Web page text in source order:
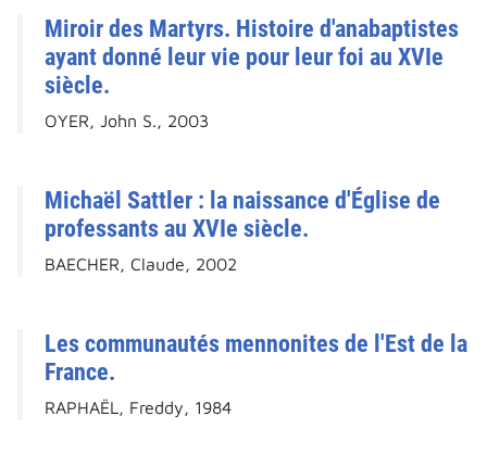
Miroir des Martyrs. Histoire d'anabaptistes
ayant donné leur vie pour leur foi au XVIe
siècle.
OYER, John S., 2003
Michaël Sattler : la naissance d'Église de
professants au XVIe siècle.
BAECHER, Claude, 2002
Les communautés mennonites de l'Est de la
France.
RAPHAËL, Freddy, 1984